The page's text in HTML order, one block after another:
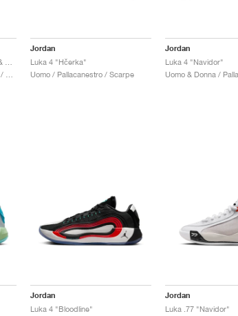
Jordan
Luka 4 "Hčerka"
Uomo / Pallacanestro / Scarpe
Jordan
Luka 4 "Navidor"
Jordan
Luka 4 "Bloodline"
Jordan
Luka .77 "Navidor"